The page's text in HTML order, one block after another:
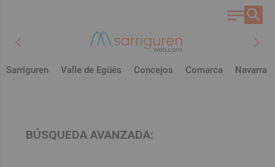
chevron_left chevron_right
Sarriguren Valle de Egüés Concejos Comarca Navarra
BÚSQUEDA AVANZADA: